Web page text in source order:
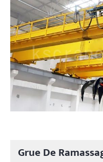
Grue De